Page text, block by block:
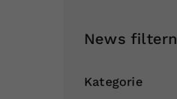
News filtern
Kategorie